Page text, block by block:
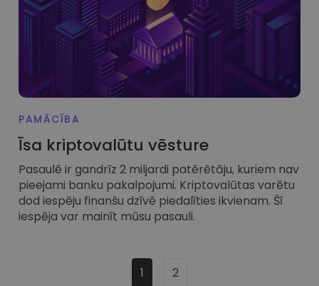
PAMĀCĪBA
Īsa kriptovalūtu vēsture
Pasaulē ir gandrīz 2 miljardi patērētāju, kuriem nav
pieejami banku pakalpojumi. Kriptovalūtas varētu
dod iespēju finanšu dzīvē piedalīties ikvienam. Šī
iespēja var mainīt mūsu pasauli.
1 2